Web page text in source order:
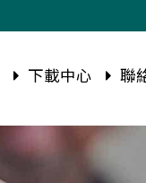
下載中心 聯